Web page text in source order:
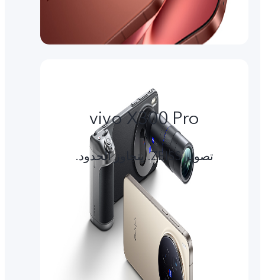
vivo X300 Pro
تصوير ZEISS. يتجاوز الحدود.